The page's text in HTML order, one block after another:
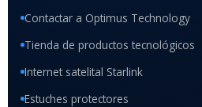
Contactar a Optimus Technology
Tienda de productos tecnológicos
Internet satelital Starlink
Estuches protectores